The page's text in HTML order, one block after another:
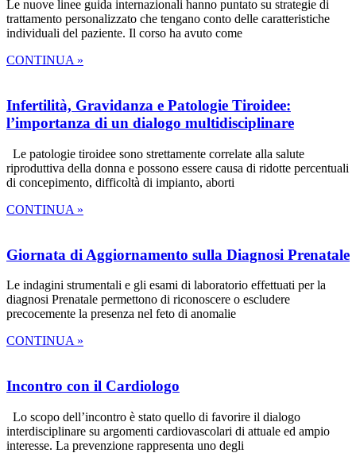
Le nuove linee guida internazionali hanno puntato su strategie di
trattamento personalizzato che tengano conto delle caratteristiche
individuali del paziente. Il corso ha avuto come
CONTINUA »
Infertilità, Gravidanza e Patologie Tiroidee:
l’importanza di un dialogo multidisciplinare
Le patologie tiroidee sono strettamente correlate alla salute
riproduttiva della donna e possono essere causa di ridotte percentuali
di concepimento, difficoltà di impianto, aborti
CONTINUA »
Giornata di Aggiornamento sulla Diagnosi Prenatale
Le indagini strumentali e gli esami di laboratorio effettuati per la
diagnosi Prenatale permettono di riconoscere o escludere
precocemente la presenza nel feto di anomalie
CONTINUA »
Incontro con il Cardiologo
Lo scopo dell’incontro è stato quello di favorire il dialogo
interdisciplinare su argomenti cardiovascolari di attuale ed ampio
interesse. La prevenzione rappresenta uno degli